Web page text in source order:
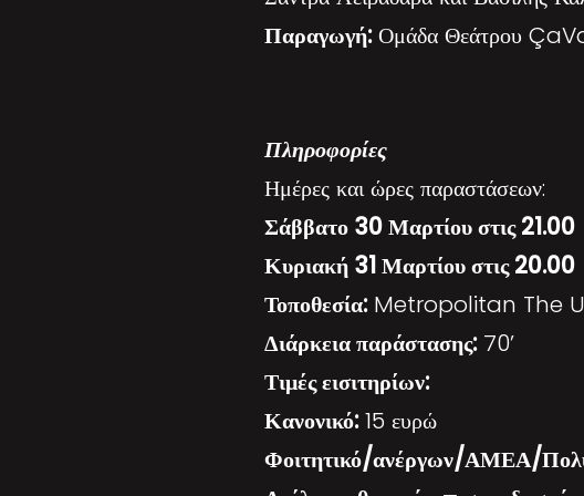
Παραγωγή:Ομάδα Θεάτρου
Πληροφορίες
Ημέρες και ώρες παραστάσεων:
Σάββατο 30 Μαρτίου στις 21.00
Κυριακή 31 Μαρτίου στις 20.00
Τοποθεσία:Metropolitan The
Διάρκεια παράστασης:70’
Τιμές εισιτηρίων:
Κανονικό:15 ευρώ
Φοιτητικό/ανέργων/ΑΜΕΑ/